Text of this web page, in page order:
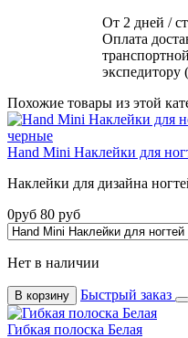
От 2 дней /
Оплата
экспедитору
Похожие товары из этой
Hand Mini Наклейки для
Наклейки для дизайна
0руб 80 руб
Нет в наличии
В корзину Быстрый заказ
Гибкая полоска Белая